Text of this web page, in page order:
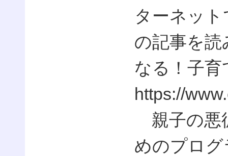
ターネッ
の記事を
なる！子
https://
親子の悪
めのプロ